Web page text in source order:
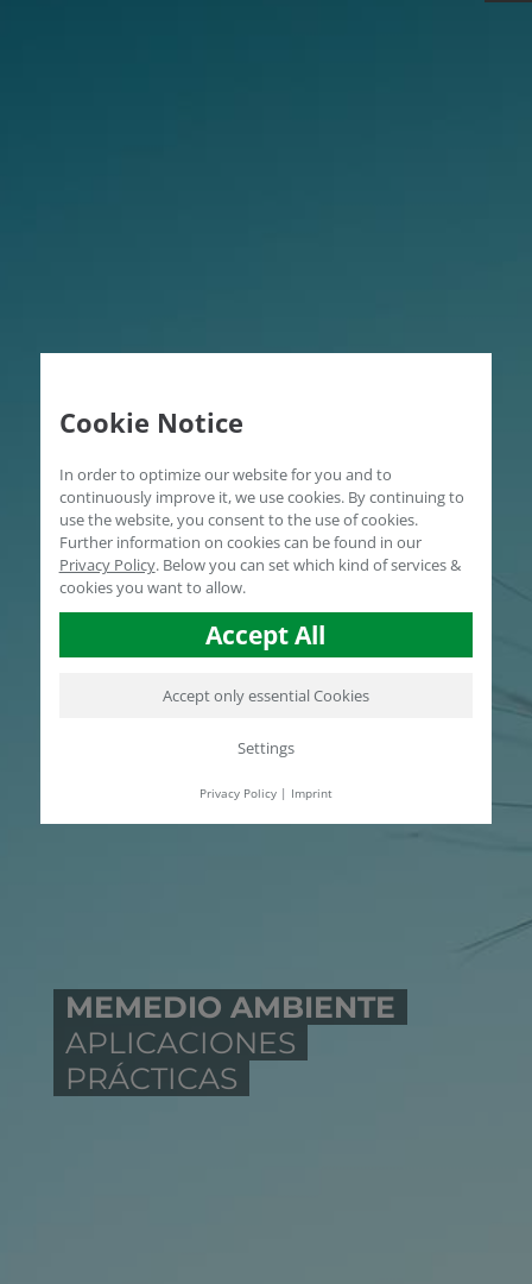
MEMEDIO AMBIENTE
APLICACIONES
PRÁCTICAS
Cookie Notice
In order to optimize our website for you and to
continuously improve it, we use cookies. By continuing to
use the website, you consent to the use of cookies.
Further information on cookies can be found in our
Privacy Policy. Below you can set which kind of services &
cookies you want to allow.
Accept All
Accept only essential Cookies
Settings
Privacy Policy| Imprint